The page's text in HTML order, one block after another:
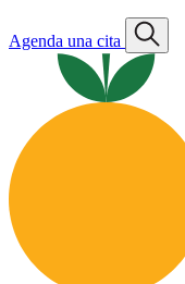
Agenda una cita